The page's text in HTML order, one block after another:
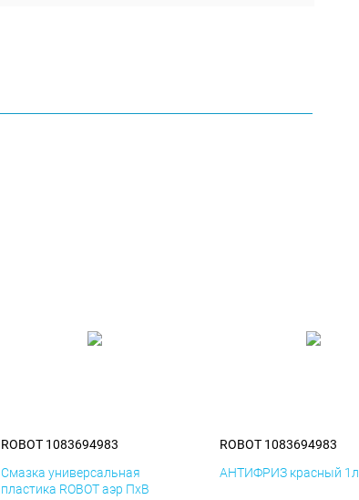
ROBOT 1083694983
Смазка универсальная
пластика ROBOT аэр ПхВ
ROBOT 1083694983
АНТИФРИЗ красный 1л.